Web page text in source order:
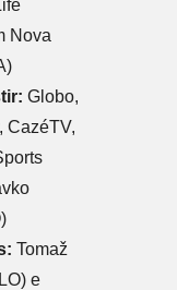
Nova
Globo,
CazéTV,
Tomaž
e